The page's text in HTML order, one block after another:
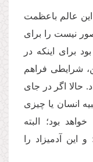
این عالم باعظمت
نیست را برای
برای اینکه در
شرایطی فراهم
حالا اگر در جای
انسان یا چیزی
بود؛ البته
این آدمیزاد را